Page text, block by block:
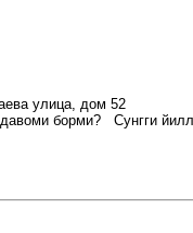
улица, дом 52
борми? Сунгги